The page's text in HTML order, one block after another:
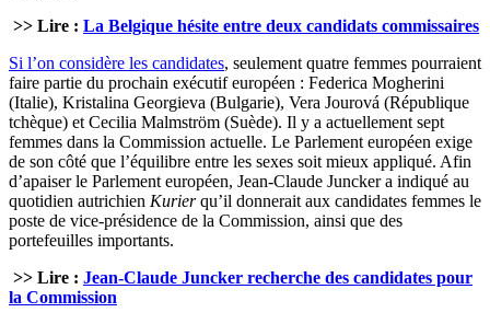
>> Lire : La Belgique hésite entre deux candidats commissaires
Si l’on considère les candidates, seulement quatre femmes pourraient
faire partie du prochain exécutif européen : Federica Mogherini
(Italie), Kristalina Georgieva (Bulgarie), Vera Jourová (République
tchèque) et Cecilia Malmström (Suède). Il y a actuellement sept
femmes dans la Commission actuelle. Le Parlement européen exige
de son côté que l’équilibre entre les sexes soit mieux appliqué. Afin
d’apaiser le Parlement européen, Jean-Claude Juncker a indiqué au
quotidien autrichien Kurierqu’il donnerait aux candidates femmes le
poste de vice-présidence de la Commission, ainsi que des
portefeuilles importants.
>> Lire : Jean-Claude Juncker recherche des candidates pour
la Commission